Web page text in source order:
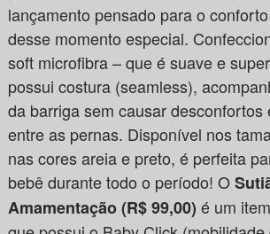
lançamento pensado para o
desse momento especial.
soft microfibra – que é suave e
possui costura (seamless),
da barriga sem causar desconfortos
entre as pernas. Disponível nos
nas cores areia e preto, é perfeita
bebê durante todo o período! O
Amamentação (R$ 99,00) é um